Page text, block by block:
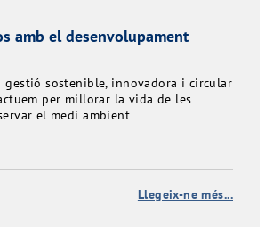
amb el desenvolupament
gestió sostenible, innovadora i circular
per millorar la vida de les
el medi ambient
Llegeix-ne més...